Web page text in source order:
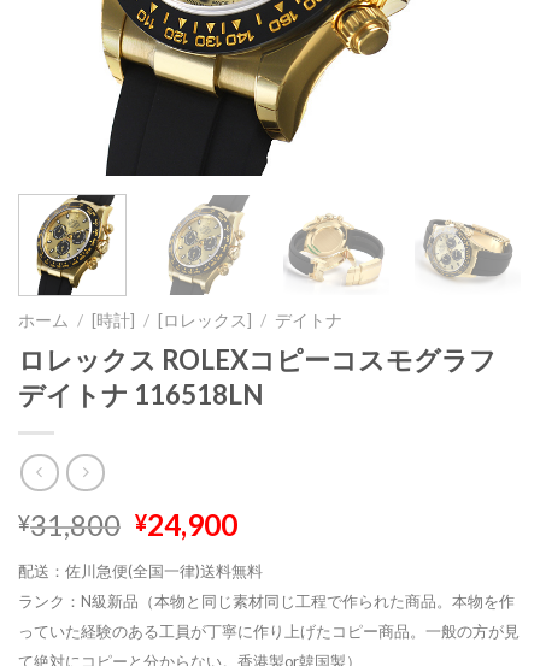
ホーム / [時計] / [ロレックス] / デイトナ
ロレックス ROLEXコピーコスモグラフ
デイトナ 116518LN
¥31,800 元
価
格
は
¥24,900現
の
価
格
配送：佐川急便(全国一律)送料無料
ランク：N級新品（本物と同じ素材同じ工程で作られた商品。本物を作
っていた経験のある工員が丁寧に作り上げたコピー商品。一般の方が見
て絶対にコピーと分からない。香港製or韓国製）